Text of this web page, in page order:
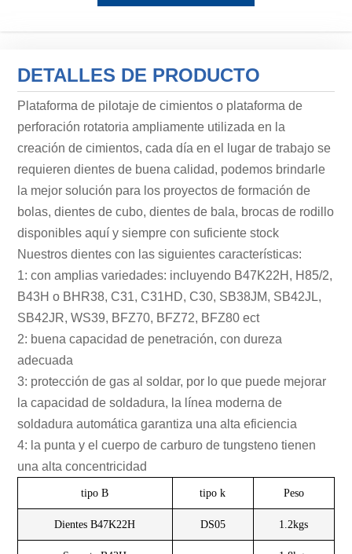
DETALLES DE PRODUCTO
Plataforma de pilotaje de cimientos o plataforma de
perforación rotatoria ampliamente utilizada en la
creación de cimientos, cada día en el lugar de trabajo se
requieren dientes de buena calidad, podemos brindarle
la mejor solución para los proyectos de formación de
bolas, dientes de cubo, dientes de bala, brocas de rodillo
disponibles aquí y siempre con suficiente stock
Nuestros dientes con las siguientes características:
1: con amplias variedades: incluyendo B47K22H, H85/2,
B43H o BHR38, C31, C31HD, C30, SB38JM, SB42JL,
SB42JR, WS39, BFZ70, BFZ72, BFZ80 ect
2: buena capacidad de penetración, con dureza
adecuada
3: protección de gas al soldar, por lo que puede mejorar
la capacidad de soldadura, la línea moderna de
soldadura automática garantiza una alta eficiencia
4: la punta y el cuerpo de carburo de tungsteno tienen
una alta concentricidad
tipo B tipo k Peso
Dientes B47K22H DS05 1.2kgs